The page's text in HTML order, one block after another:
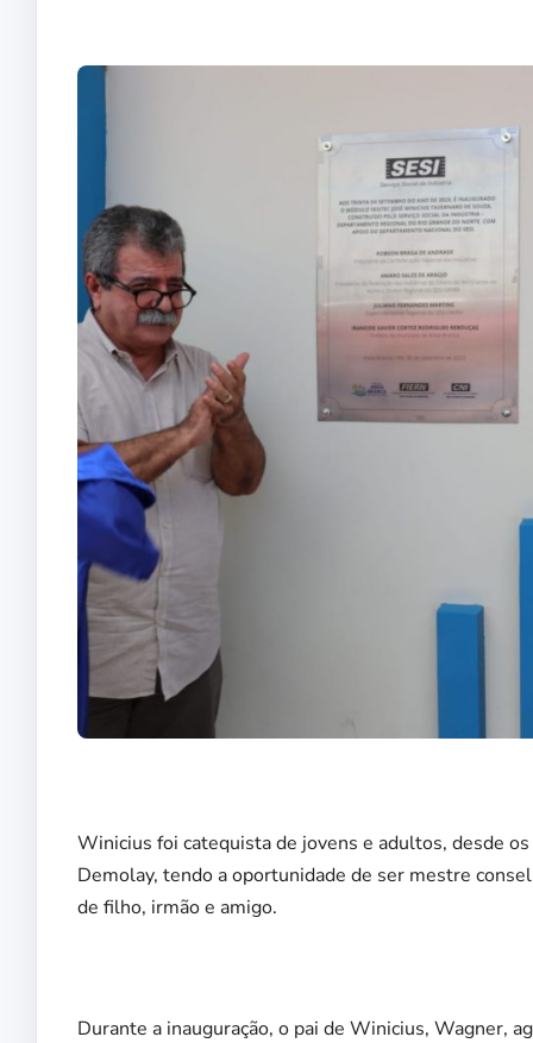
Winicius foi catequista de jovens e adultos, desde
Demolay, tendo a oportunidade de ser mestre
de filho, irmão e amigo.
Durante a inauguração, o pai de Winicius, Wagner,